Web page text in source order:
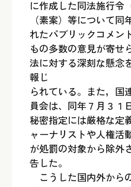
に作成した同法施行令
（素案）等について
れたパブリックコメン
もの多数の意見が寄せ
法に対する深刻な懸念
報じ
られている。また，国
員会は、同年７月３１
秘密指定には厳格な定
ャーナリストや人権活
が処罰の対象から除外
告した。
こうした国内外から